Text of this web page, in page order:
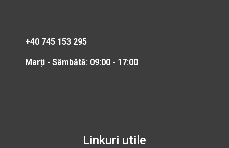
+40 745 153 295
Marți - Sâmbătă: 09:00 - 17:00
Linkuri utile